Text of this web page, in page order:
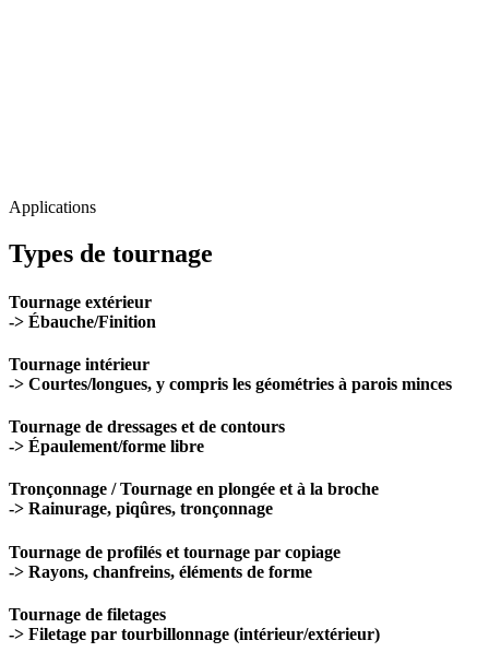
série.
Applications
Types de tournage
Tournage extérieur
-> Ébauche/Finition
Tournage intérieur
-> Courtes/longues, y compris les géométries à parois minces
Tournage de dressages et de contours
-> Épaulement/forme libre
Tronçonnage / Tournage en plongée et à la broche
-> Rainurage, piqûres, tronçonnage
Tournage de profilés et tournage par copiage
-> Rayons, chanfreins, éléments de forme
Tournage de filetages
-> Filetage par tourbillonnage (intérieur/extérieur)